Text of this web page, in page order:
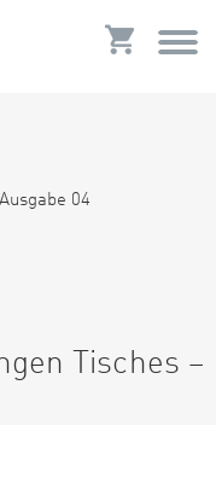
Tisches –